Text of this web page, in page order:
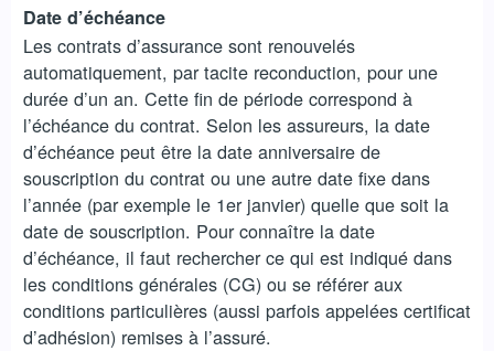
Date d’échéance
Les contrats d’assurance sont renouvelés
automatiquement, par tacite reconduction, pour une
durée d’un an. Cette fin de période correspond à
l’échéance du contrat. Selon les assureurs, la date
d’échéance peut être la date anniversaire de
souscription du contrat ou une autre date fixe dans
l’année (par exemple le 1er janvier) quelle que soit la
date de souscription. Pour connaître la date
d’échéance, il faut rechercher ce qui est indiqué dans
les conditions générales (CG) ou se référer aux
conditions particulières (aussi parfois appelées certificat
d’adhésion) remises à l’assuré.